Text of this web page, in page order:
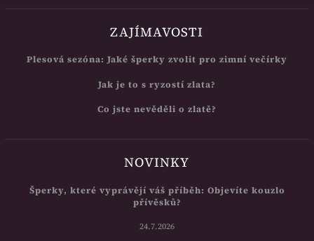
ZAJÍMAVOSTI
Plesová sezóna: Jaké šperky zvolit pro zimní večírky
Jak je to s ryzostí zlata?
Co jste nevěděli o zlatě?
NOVINKY
Šperky, které vyprávějí váš příběh: Objevíte kouzlo
přívěsků?
24.7.2026